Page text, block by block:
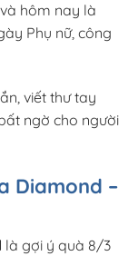
hôm nay là
Phụ nữ, công
viết thư tay
ngờ cho người
Diamond –
là gợi ý quà 8/3